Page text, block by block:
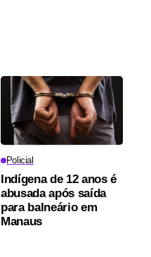
Policial
Indígena de 12 anos é
abusada após saída
para balneário em
Manaus